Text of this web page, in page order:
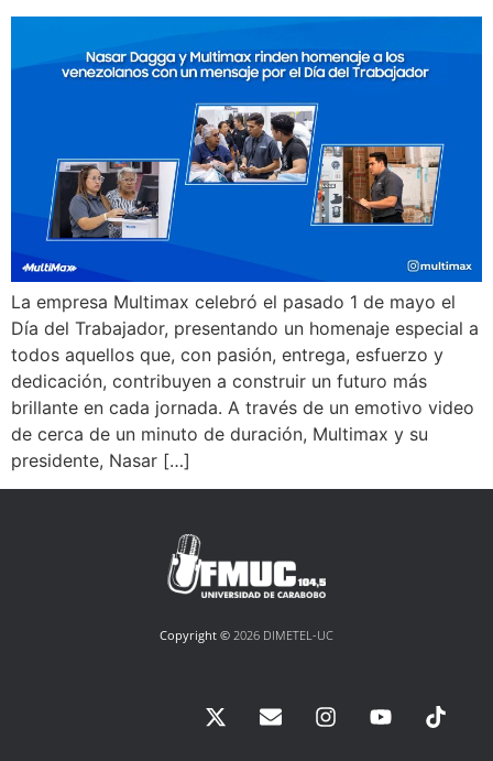
La empresa Multimax celebró el pasado 1 de mayo el
Día del Trabajador, presentando un homenaje especial a
todos aquellos que, con pasión, entrega, esfuerzo y
dedicación, contribuyen a construir un futuro más
brillante en cada jornada. A través de un emotivo video
de cerca de un minuto de duración, Multimax y su
presidente, Nasar […]
Copyright © 2026 DIMETEL-UC